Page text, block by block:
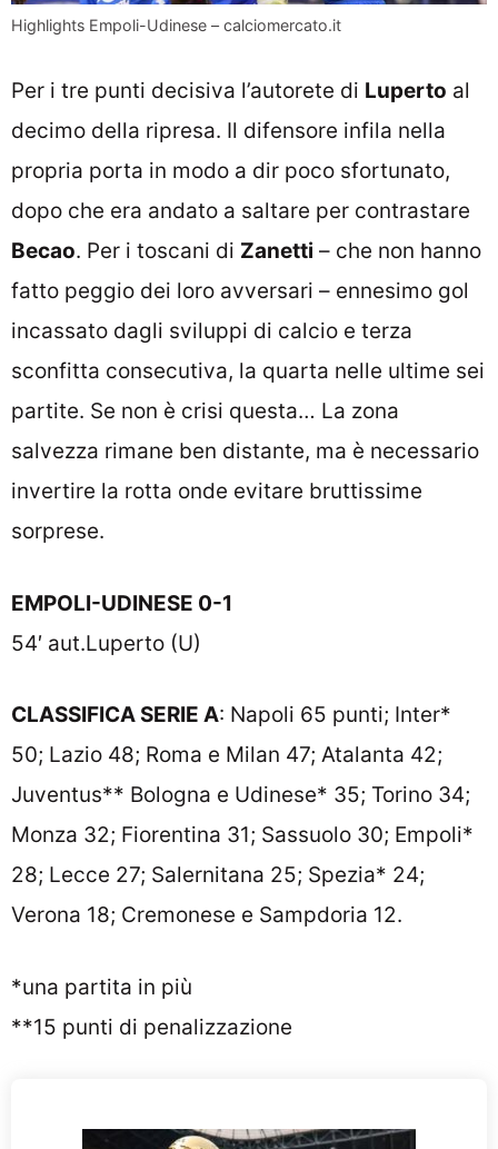
Highlights Empoli-Udinese – calciomercato.it
Per i tre punti decisiva l’autorete di Luperto al
decimo della ripresa. Il difensore infila nella
propria porta in modo a dir poco sfortunato,
dopo che era andato a saltare per contrastare
Becao. Per i toscani di Zanetti – che non hanno
fatto peggio dei loro avversari – ennesimo gol
incassato dagli sviluppi di calcio e terza
sconfitta consecutiva, la quarta nelle ultime sei
partite. Se non è crisi questa… La zona
salvezza rimane ben distante, ma è necessario
invertire la rotta onde evitare bruttissime
sorprese.
EMPOLI-UDINESE 0-1
54′ aut.Luperto (U)
CLASSIFICA SERIE A: Napoli 65 punti; Inter*
50; Lazio 48; Roma e Milan 47; Atalanta 42;
Juventus** Bologna e Udinese* 35; Torino 34;
Monza 32; Fiorentina 31; Sassuolo 30; Empoli*
28; Lecce 27; Salernitana 25; Spezia* 24;
Verona 18; Cremonese e Sampdoria 12.
*una partita in più
**15 punti di penalizzazione